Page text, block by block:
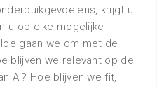
krijgt u
u op elke mogelijke
gaan we om met de
blijven we relevant op de
AI? Hoe blijven we fit,